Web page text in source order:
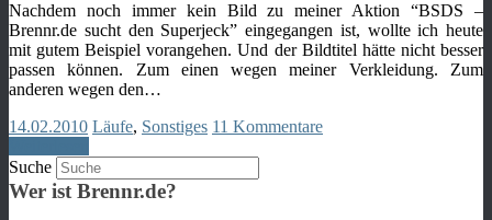
Nachdem noch immer kein Bild zu meiner Aktion “BSDS –
Brennr.de sucht den Superjeck” eingegangen ist, wollte ich heute
mit gutem Beispiel vorangehen. Und der Bildtitel hätte nicht besser
passen können. Zum einen wegen meiner Verkleidung. Zum
anderen wegen den…
14.02.2010 Läufe, Sonstiges 11 Kommentare
Suche
Wer ist Brennr.de?